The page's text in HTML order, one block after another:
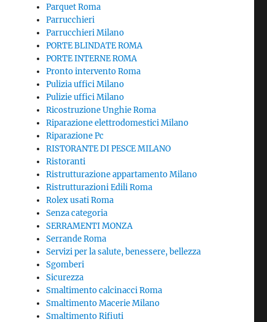
Parquet Roma
Parrucchieri
Parrucchieri Milano
PORTE BLINDATE ROMA
PORTE INTERNE ROMA
Pronto intervento Roma
Pulizia uffici Milano
Pulizie uffici Milano
Ricostruzione Unghie Roma
Riparazione elettrodomestici Milano
Riparazione Pc
RISTORANTE DI PESCE MILANO
Ristoranti
Ristrutturazione appartamento Milano
Ristrutturazioni Edili Roma
Rolex usati Roma
Senza categoria
SERRAMENTI MONZA
Serrande Roma
Servizi per la salute, benessere, bellezza
Sgomberi
Sicurezza
Smaltimento calcinacci Roma
Smaltimento Macerie Milano
Smaltimento Rifiuti